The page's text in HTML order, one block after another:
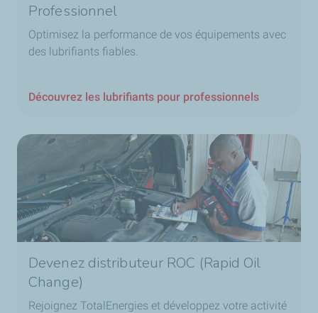
Professionnel
Optimisez la performance de vos équipements avec
des lubrifiants fiables.
Découvrez les lubrifiants pour professionnels
Devenez distributeur ROC (Rapid Oil
Change)
Rejoignez TotalEnergies et développez votre activité